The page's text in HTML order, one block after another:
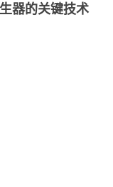
器的关键技术